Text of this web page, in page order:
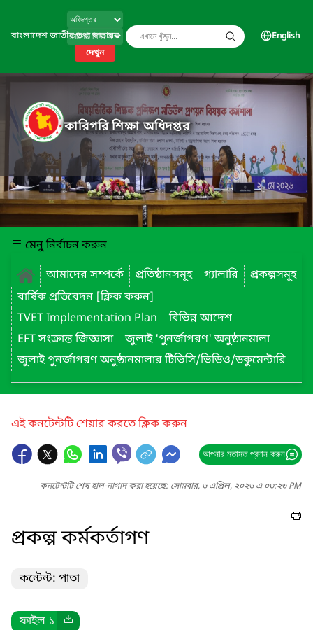
বাংলাদেশ জাতীয় তথ্য বাতায়ন
দেখুন
English
কারিগরি শিক্ষা অধিদপ্তর
মেনু নির্বাচন করুন
আমাদের সম্পর্কে
প্রতিষ্ঠানসমূহ গ্যালারি
প্রকল্পসমূহ
বার্ষিক প্রতিবেদন [ক্লিক করুন]
TVET Implementation Plan
বিভিন্ন আদেশ
EFT সংক্রান্ত জিজ্ঞাসা
জুলাই 'পুনর্জাগরণ' অনুষ্ঠানমালা
জুলাই পুনর্জাগরণ অনুষ্ঠানমালার টিভিসি/ভিডিও/ডকুমেন্টারি
এই কনটেন্টটি শেয়ার করতে ক্লিক করুন
আপনার মতামত প্রদান করুন
কনটেন্টটি শেষ হাল-নাগাদ করা হয়েছে: সোমবার, ৬ এপ্রিল, ২০২৬ এ ০৩:২৬ PM
প্রকল্প কর্মকর্তাগণ
কন্টেন্ট: পাতা
ফাইল ১